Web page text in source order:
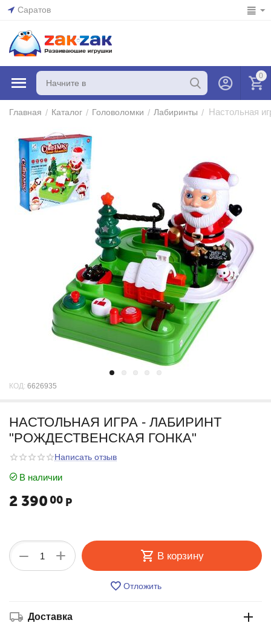
Саратов
0
Главная / Каталог / Головоломки / Лабиринты / Настольная
КОД: 6626935
НАСТОЛЬНАЯ ИГРА - ЛАБИРИНТ
"РОЖДЕСТВЕНСКАЯ ГОНКА"
Написать отзыв
В наличии
2 390 00 Р
+
− В корзину
Отложить
Доставка